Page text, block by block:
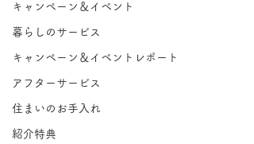
キャンペーン＆イベント
暮らしのサービス
キャンペーン＆イベントレポート
アフターサービス
住まいのお手入れ
紹介特典